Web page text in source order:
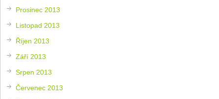
Prosinec 2013
Listopad 2013
Říjen 2013
Září 2013
Srpen 2013
Červenec 2013